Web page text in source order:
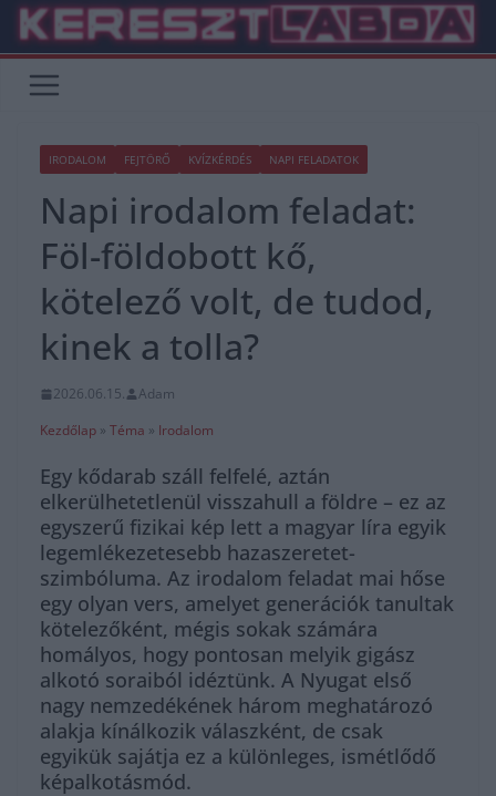
Skip
content
IRODALOM FEJTÖRŐ KVÍZKÉRDÉS NAPI FELADATOK
Napi irodalom feladat:
Föl-földobott kő,
kötelező volt, de tudod,
kinek a tolla?
2026.06.15.
Adam
Kezdőlap » Téma » Irodalom
Egy kődarab száll felfelé, aztán
elkerülhetetlenül visszahull a földre – ez az
egyszerű fizikai kép lett a magyar líra egyik
legemlékezetesebb hazaszeretet-
szimbóluma. Az irodalom feladat mai hőse
egy olyan vers, amelyet generációk tanultak
kötelezőként, mégis sokak számára
homályos, hogy pontosan melyik gigász
alkotó soraiból idéztünk. A Nyugat első
nagy nemzedékének három meghatározó
alakja kínálkozik válaszként, de csak
egyikük sajátja ez a különleges, ismétlődő
képalkotásmód.